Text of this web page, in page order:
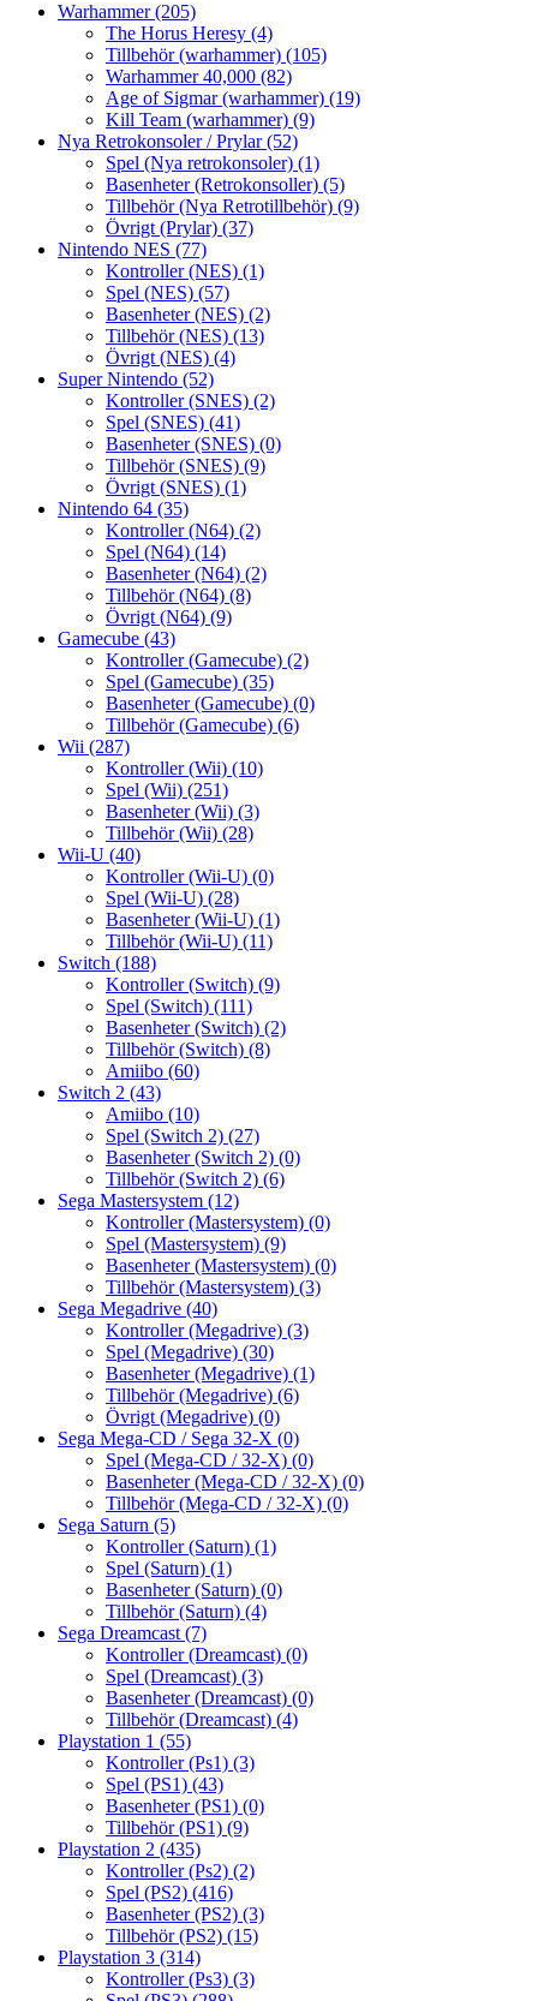
Warhammer(205)
The Horus Heresy (4)
Tillbehör (warhammer) (105)
Warhammer 40,000 (82)
Age of Sigmar (warhammer) (19)
Kill Team (warhammer) (9)
Nya Retrokonsoler / Prylar(52)
Spel (Nya retrokonsoler) (1)
Basenheter (Retrokonsoller) (5)
Tillbehör (Nya Retrotillbehör) (9)
Övrigt (Prylar) (37)
Nintendo NES (77)
Kontroller (NES) (1)
Spel (NES) (57)
Basenheter (NES) (2)
Tillbehör (NES) (13)
Övrigt (NES) (4)
Super Nintendo (52)
Kontroller (SNES) (2)
Spel (SNES) (41)
Basenheter (SNES) (0)
Tillbehör (SNES) (9)
Övrigt (SNES) (1)
Nintendo 64 (35)
Kontroller (N64) (2)
Spel (N64) (14)
Basenheter (N64) (2)
Tillbehör (N64) (8)
Övrigt (N64) (9)
Gamecube (43)
Kontroller (Gamecube) (2)
Spel (Gamecube) (35)
Basenheter (Gamecube) (0)
Tillbehör (Gamecube) (6)
Wii (287)
Kontroller (Wii) (10)
Spel (Wii) (251)
Basenheter (Wii) (3)
Tillbehör (Wii) (28)
Wii-U (40)
Kontroller (Wii-U) (0)
Spel (Wii-U) (28)
Basenheter (Wii-U) (1)
Tillbehör (Wii-U) (11)
Switch (188)
Kontroller (Switch) (9)
Spel (Switch) (111)
Basenheter (Switch) (2)
Tillbehör (Switch) (8)
Amiibo (60)
Switch 2 (43)
Amiibo (10)
Spel (Switch 2) (27)
Basenheter (Switch 2) (0)
Tillbehör (Switch 2) (6)
Sega Mastersystem (12)
Kontroller (Mastersystem) (0)
Spel (Mastersystem) (9)
Basenheter (Mastersystem) (0)
Tillbehör (Mastersystem) (3)
Sega Megadrive (40)
Kontroller (Megadrive) (3)
Spel (Megadrive) (30)
Basenheter (Megadrive) (1)
Tillbehör (Megadrive) (6)
Övrigt (Megadrive) (0)
Sega Mega-CD / Sega 32-X (0)
Spel (Mega-CD / 32-X) (0)
Basenheter (Mega-CD / 32-X) (0)
Tillbehör (Mega-CD / 32-X) (0)
Sega Saturn (5)
Kontroller (Saturn) (1)
Spel (Saturn) (1)
Basenheter (Saturn) (0)
Tillbehör (Saturn) (4)
Sega Dreamcast (7)
Kontroller (Dreamcast) (0)
Spel (Dreamcast) (3)
Basenheter (Dreamcast) (0)
Tillbehör (Dreamcast) (4)
Playstation 1 (55)
Kontroller (Ps1) (3)
Spel (PS1) (43)
Basenheter (PS1) (0)
Tillbehör (PS1) (9)
Playstation 2 (435)
Kontroller (Ps2) (2)
Spel (PS2) (416)
Basenheter (PS2) (3)
Tillbehör (PS2) (15)
Playstation 3 (314)
Kontroller (Ps3) (3)